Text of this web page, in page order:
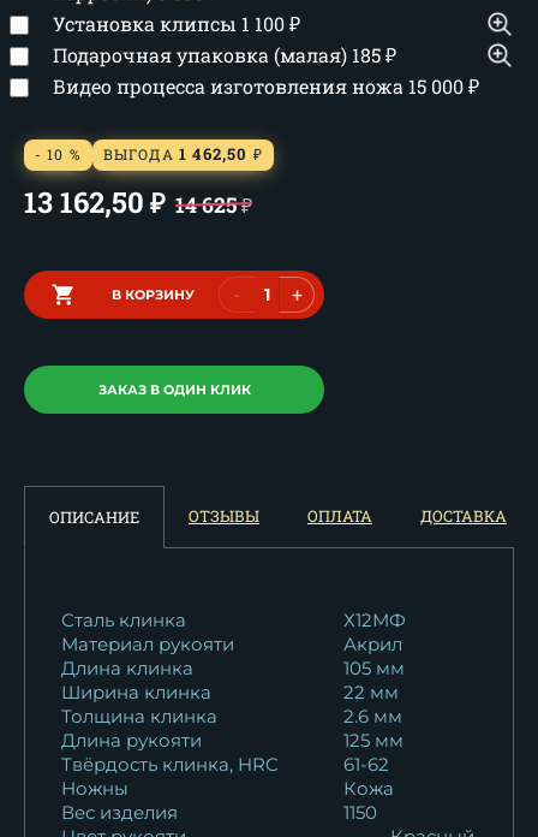
Установка клипсы 1 100₽
Подарочная упаковка (малая) 185₽
Видео процесса изготовления ножа 15 000₽
- 10 % ВЫГОДА 1 462,50 ₽
13 162,50 ₽ 14 625₽
В КОРЗИНУ - +
ЗАКАЗ В ОДИН КЛИК
ОПИСАНИЕ ОТЗЫВЫ ОПЛАТА ДОСТАВКА
Сталь клинка
Х12МФ
Материал рукояти
Акрил
Длина клинка
105 мм
Ширина клинка
22 мм
Толщина клинка
2.6 мм
Длина рукояти
125 мм
Твёрдость клинка, HRC
61-62
Ножны
Кожа
Вес изделия
1150